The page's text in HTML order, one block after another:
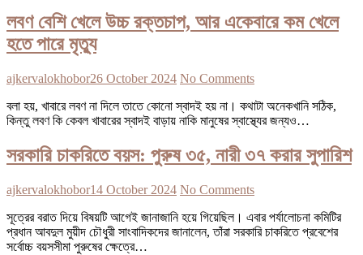
লবণ বেশি খেলে উচ্চ রক্তচাপ, আর একেবারে কম খেলে
হতে পারে মৃত্যু
ajkervalokhobor26 October 2024 No Comments
বলা হয়, খাবারে লবণ না দিলে তাতে কোনো স্বাদই হয় না। কথাটা অনেকখানি সঠিক,
কিন্তু লবণ কি কেবল খাবারের স্বাদই বাড়ায় নাকি মানুষের স্বাস্থ্যের জন্যও…
সরকারি চাকরিতে বয়স: পুরুষ ৩৫, নারী ৩৭ করার সুপারিশ
ajkervalokhobor14 October 2024 No Comments
সূত্রের বরাত দিয়ে বিষয়টি আগেই জানাজানি হয়ে গিয়েছিল। এবার পর্যালোচনা কমিটির
প্রধান আবদুল মুয়ীদ চৌধুরী সাংবাদিকদের জানালেন, তাঁরা সরকারি চাকরিতে প্রবেশের
সর্বোচ্চ বয়সসীমা পুরুষের ক্ষেত্রে…